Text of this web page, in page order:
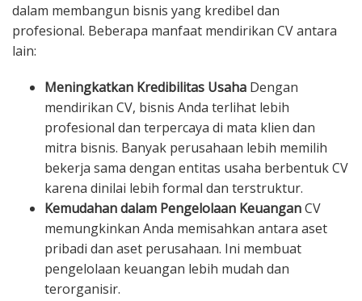
dalam membangun bisnis yang kredibel dan
profesional. Beberapa manfaat mendirikan CV antara
lain:
Meningkatkan Kredibilitas Usaha Dengan
mendirikan CV, bisnis Anda terlihat lebih
profesional dan terpercaya di mata klien dan
mitra bisnis. Banyak perusahaan lebih memilih
bekerja sama dengan entitas usaha berbentuk CV
karena dinilai lebih formal dan terstruktur.
Kemudahan dalam Pengelolaan KeuanganCV
memungkinkan Anda memisahkan antara aset
pribadi dan aset perusahaan. Ini membuat
pengelolaan keuangan lebih mudah dan
terorganisir.